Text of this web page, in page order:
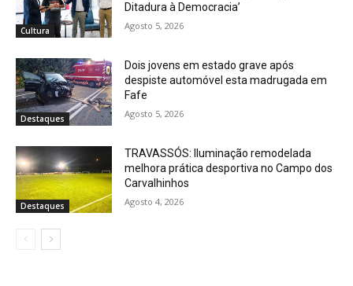
Cultura
Ditadura à Democracia’
Agosto 5, 2026
Destaques
Dois jovens em estado grave após
despiste automóvel esta madrugada em
Fafe
Agosto 5, 2026
Destaques
TRAVASSÓS: Iluminação remodelada
melhora prática desportiva no Campo dos
Carvalhinhos
Agosto 4, 2026